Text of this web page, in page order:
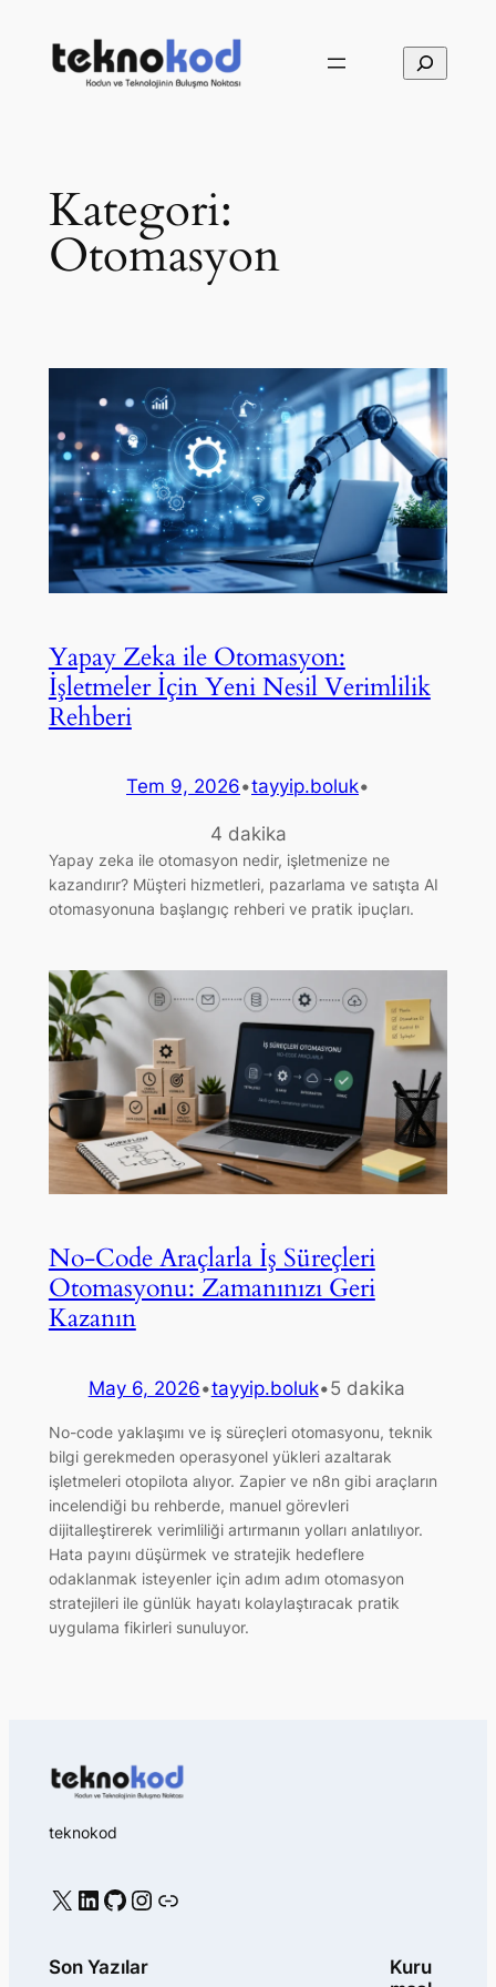
Ara
Kategori:
Otomasyon
Yapay Zeka ile Otomasyon:
İşletmeler İçin Yeni Nesil Verimlilik
Rehberi
Tem 9, 2026•tayyip.boluk•
4 dakika
Yapay zeka ile otomasyon nedir, işletmenize ne
kazandırır? Müşteri hizmetleri, pazarlama ve satışta AI
otomasyonuna başlangıç rehberi ve pratik ipuçları.
No-Code Araçlarla İş Süreçleri
Otomasyonu: Zamanınızı Geri
Kazanın
May 6, 2026•tayyip.boluk•5 dakika
No-code yaklaşımı ve iş süreçleri otomasyonu, teknik
bilgi gerekmeden operasyonel yükleri azaltarak
işletmeleri otopilota alıyor. Zapier ve n8n gibi araçların
incelendiği bu rehberde, manuel görevleri
dijitalleştirerek verimliliği artırmanın yolları anlatılıyor.
Hata payını düşürmek ve stratejik hedeflere
odaklanmak isteyenler için adım adım otomasyon
stratejileri ile günlük hayatı kolaylaştıracak pratik
uygulama fikirleri sunuluyor.
teknokod
X LinkedIn GitHub Instagram Bağlantı
Son Yazılar
Kuru